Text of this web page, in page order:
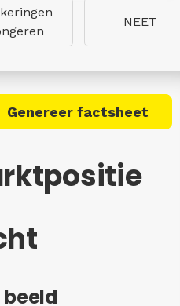
NEET
Genereer factsheet